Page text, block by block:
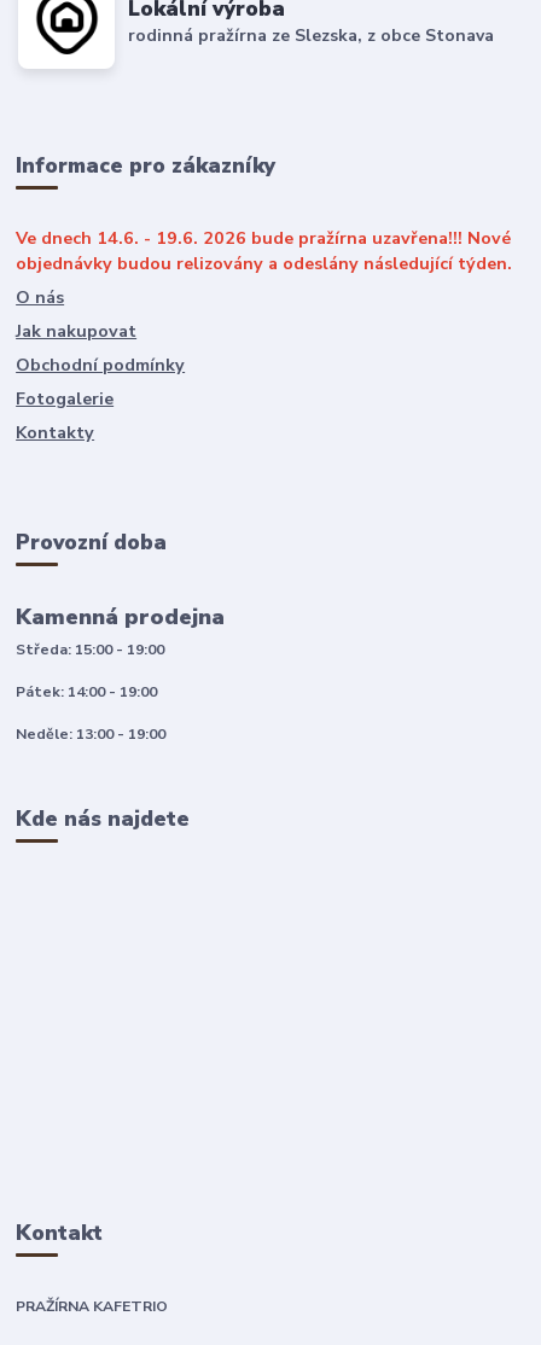
Lokální výroba
rodinná pražírna ze Slezska, z obce Stonava
Informace pro zákazníky
Ve dnech 14.6. - 19.6. 2026 bude pražírna uzavřena!!! Nové
objednávky budou relizovány a odeslány následující týden.
O nás
Jak nakupovat
Obchodní podmínky
Fotogalerie
Kontakty
Provozní doba
Kamenná prodejna
Středa: 15:00 - 19:00
Pátek: 14:00 - 19:00
Neděle: 13:00 - 19:00
Kde nás najdete
Kontakt
PRAŽÍRNA KAFETRIO